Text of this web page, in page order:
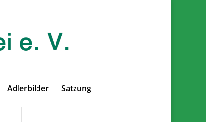
Adlerbilder Satzung